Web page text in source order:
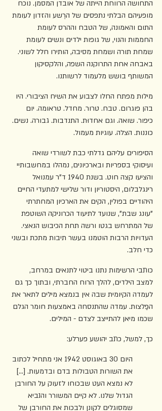
התחושה הרווחת הייתה של אובדן המסמן. נוכח
מופעיהם הבלתי נתפסים של הרֶשע והזדון לעומת
התום והאמונה, של הטבח וההרס לעומת
החממות והנוי, של גופות ילדים ונשים לעומת
שמחת תורה ושמחת מסיבה, הותירו חלל לשוני.
באבחה אחת התרוקנה השפה, והלקסיקון
המשותף בושש מלעמוד לרשותנו.
מילות מפתח החלו לצבוע את השיח הציבורי. היו
בהן פוגרום. טבח. טרור. מחדל. טראומה. יום
כיפור. שואה. וגם אחדוּת. התנדבות. גבורה. נשים.
כוננות. הצלה. עוגיות מעמול.
הסיפורים עליהם גדלתי כבת לשורדי שואה
ועיסוקִי בספריות ובארכיונים, נמהלו במחשבותיי
והציעו קצה חוט. בשנת 1940 ד"ר עמנואל
רינגלבלום, היסטוריון ודור שלישי למתעדי החיים
היהודיים בפולין, הקים את הארכיון המחתרתי
"עונג שבת", שנועד לתיעוד הכרוניקה השוטפת
של המתרחש בגטו ורשה תחת הכיבוש הנאצי.
העדויות הרבות הוטמנו בעשר תיבות מתכת ובשני
כדי חלב.
כותבי הרשימות נתנו ביטוי לתנאים במרחב,
למצב הילדים, להלך הרוח החברתי, ובתוך כך גם
לעמדה הקיומית שבה אין בנמצא מילים לתאר את
הפַּלצות. עמדה שהתנסחה באמצעות חומר הגלם
שכמו מיאן להתייצב לצדם - המילים.
כך, למשל, כתב יהושע פערלע:
היום 30 באוגוסט 1942 אני מתחיל לכתוב
את השורות הטבולות בדם ובדמעות. [...]
לא נמצא העט שבכוחו לזעוק על החורבן
הגדול שלנו. לא קיים המשורר והנביא
שמסוגלים לקונן ולבכות את החורבן של